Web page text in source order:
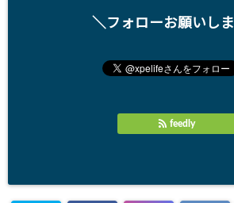
＼フォローお願いし
feedly